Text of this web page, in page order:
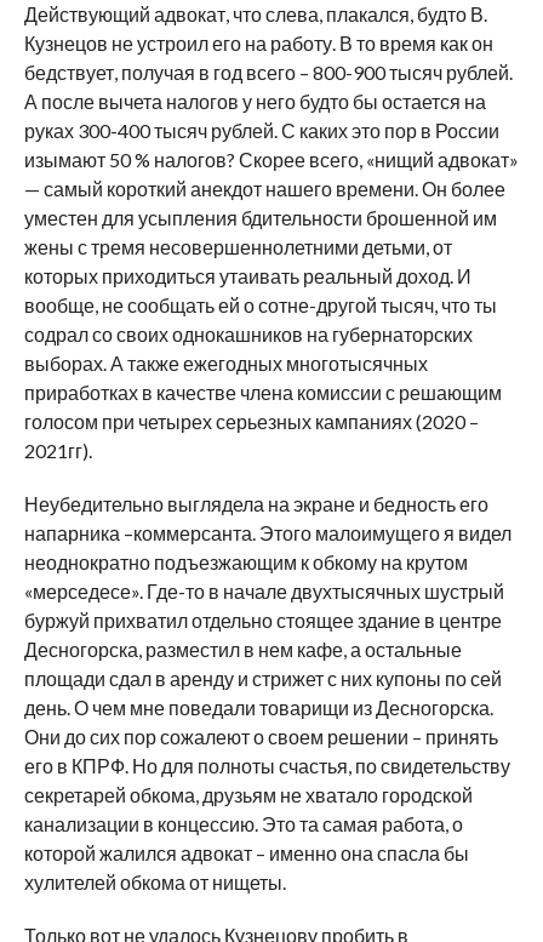
Действующий адвокат, что слева, плакался, будто В.
Кузнецов не устроил его на работу. В то время как он
бедствует, получая в год всего – 800-900 тысяч рублей.
А после вычета налогов у него будто бы остается на
руках 300-400 тысяч рублей. С каких это пор в России
изымают 50 % налогов? Скорее всего, «нищий адвокат»
— самый короткий анекдот нашего времени. Он более
уместен для усыпления бдительности брошенной им
жены с тремя несовершеннолетними детьми, от
которых приходиться утаивать реальный доход. И
вообще, не сообщать ей о сотне-другой тысяч, что ты
содрал со своих однокашников на губернаторских
выборах. А также ежегодных многотысячных
приработках в качестве члена комиссии с решающим
голосом при четырех серьезных кампаниях (2020 –
2021гг).
Неубедительно выглядела на экране и бедность его
напарника –коммерсанта. Этого малоимущего я видел
неоднократно подъезжающим к обкому на крутом
«мерседесе». Где-то в начале двухтысячных шустрый
буржуй прихватил отдельно стоящее здание в центре
Десногорска, разместил в нем кафе, а остальные
площади сдал в аренду и стрижет с них купоны по сей
день. О чем мне поведали товарищи из Десногорска.
Они до сих пор сожалеют о своем решении – принять
его в КПРФ. Но для полноты счастья, по свидетельству
секретарей обкома, друзьям не хватало городской
канализации в концессию. Это та самая работа, о
которой жалился адвокат – именно она спасла бы
хулителей обкома от нищеты.
Только вот не удалось Кузнецову пробить в